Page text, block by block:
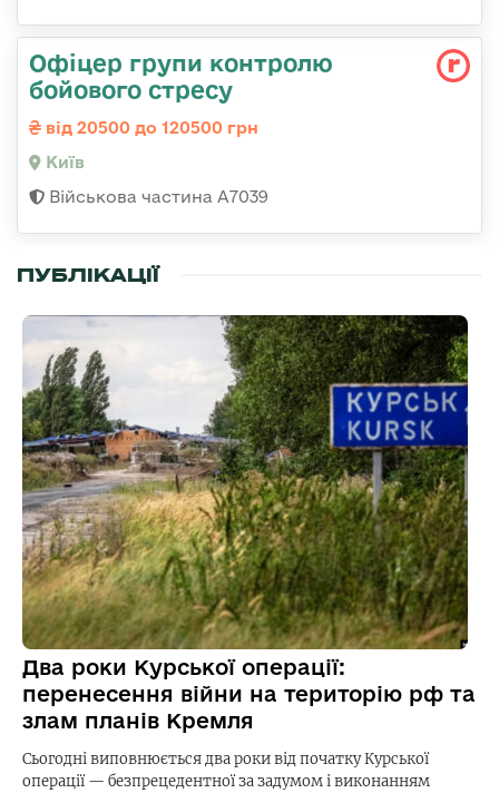
Офіцер групи контролю
бойового стресу
від 20500 до 120500 грн
Київ
Військова частина А7039
ПУБЛІКАЦІЇ
Два роки Курської операції:
перенесення війни на територію рф та
злам планів Кремля
Сьогодні виповнюється два роки від початку Курської
операції — безпрецедентної за задумом і виконанням